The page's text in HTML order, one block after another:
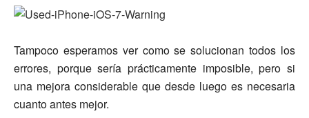
Tampoco esperamos ver como se solucionan todos los
errores, porque sería prácticamente imposible, pero si
una mejora considerable que desde luego es necesaria
cuanto antes mejor.